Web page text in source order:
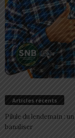
Articles récents
Pilule du lendemain :
banaliser